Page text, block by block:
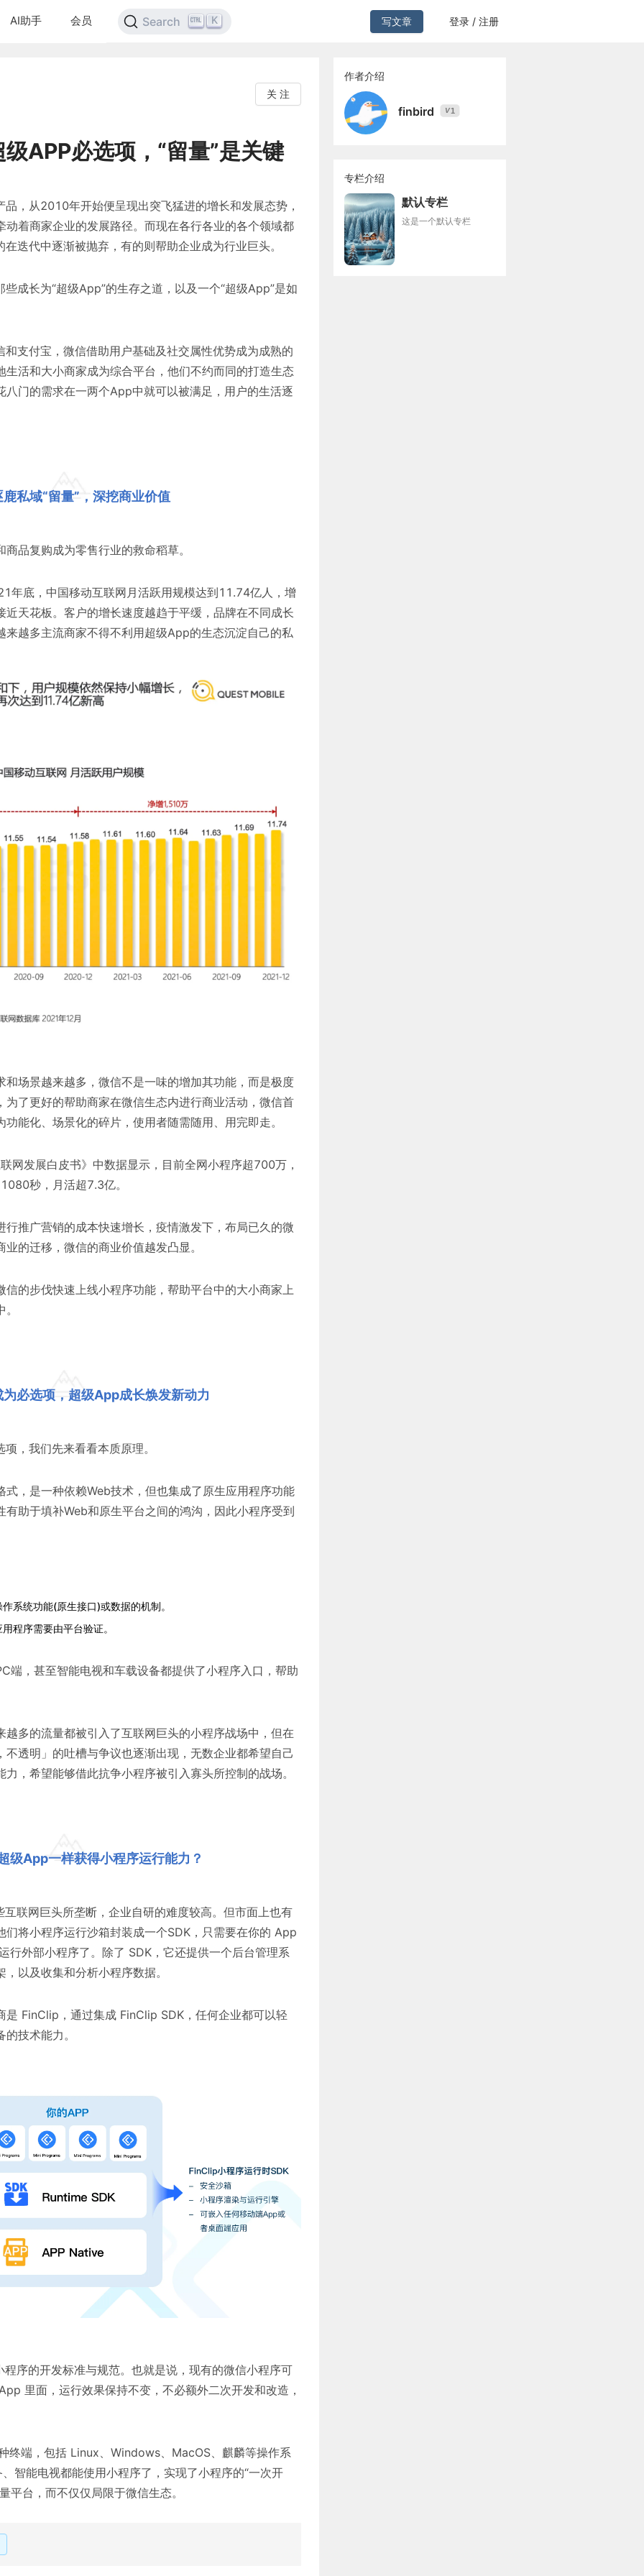
AI助手 会员 Search K 写文章 登录 / 注册
关 注
APP必选项，“留量”是关键
，从2010年开始便呈现出突飞猛进的增长和发展态势，
动着商家企业的发展路径。而现在各行各业的各个领域都
迭代中逐渐被抛弃，有的则帮助企业成为行业巨头。
成长为“超级App”的生存之道，以及一个“超级App”是如
支付宝，微信借助用户基础及社交属性优势成为成熟的
生活和大小商家成为综合平台，他们不约而同的打造生态
八门的需求在一两个App中就可以被满足，用户的生活逐
私域“留量”，深挖商业价值
品复购成为零售行业的救命稻草。
年底，中国移动互联网月活跃用规模达到11.74亿人，增
天花板。客户的增长速度越趋于平缓，品牌在不同成长
来越多主流商家不得不利用超级App的生态沉淀自己的私
和场景越来越多，微信不是一味的增加其功能，而是极度
为了更好的帮助商家在微信生态内进行商业活动，微信首
能化、场景化的碎片，使用者随需随用、用完即走。
网发展白皮书》中数据显示，目前全网小程序超700万，
秒，月活超7.3亿。
推广营销的成本快速增长，疫情激发下，布局已久的微
的迁移，微信的商业价值越发凸显。
的步伐快速上线小程序功能，帮助平台中的大小商家上
必选项，超级App成长焕发新动力
，我们先来看看本质原理。
式，是一种依赖Web技术，但也集成了原生应用程序功能
助于填补Web和原生平台之间的鸿沟，因此小程序受到
系统功能(原生接口)或数据的机制。
程序需要由平台验证。
端，甚至智能电视和车载设备都提供了小程序入口，帮助
多的流量都被引入了互联网巨头的小程序战场中，但在
透明」的吐槽与争议也逐渐出现，无数企业都希望自己
，希望能够借此抗争小程序被引入寡头所控制的战场。
级App一样获得小程序运行能力？
联网巨头所垄断，企业自研的难度较高。但市面上也有
们将小程序运行沙箱封装成一个SDK，只需要在你的 App
行外部小程序了。除了 SDK，它还提供一个后台管理系
以及收集和分析小程序数据。
是 FinClip，通过集成 FinClip SDK，任何企业都可以轻
技术能力。
序的开发标准与规范。也就是说，现有的微信小程序可
里面，运行效果保持不变，不必额外二次开发和改造，
终端，包括 Linux、Windows、MacOS、麒麟等操作系
智能电视都能使用小程序了，实现了小程序的“一次开
平台，而不仅仅局限于微信生态。
作者介绍
finbird V1
专栏介绍
默认专栏
这是一个默认专栏